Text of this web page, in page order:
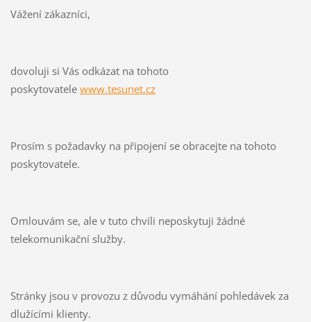
Vážení zákazníci,
dovoluji si Vás odkázat na tohoto
poskytovatele www.tesunet.cz
Prosím s požadavky na připojení se obracejte na tohoto
poskytovatele.
Omlouvám se, ale v tuto chvíli neposkytuji žádné
telekomunikační služby.
Stránky jsou v provozu z důvodu vymáhání pohledávek za
dlužícími klienty.